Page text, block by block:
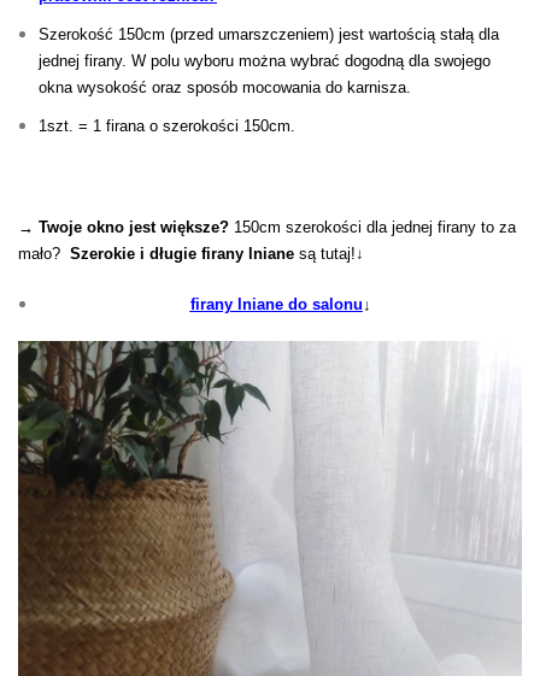
Szerokość 150cm (przed umarszczeniem) jest wartością stałą dla
jednej firany. W polu wyboru można wybrać dogodną dla swojego
okna wysokość oraz sposób mocowania do karnisza.
1szt. = 1 firana o szerokości 150cm.
→ Twoje okno jest większe? 150cm szerokości dla jednej firany to za
mało? Szerokie i długie firany lniane są tutaj!↓
firany lniane do salonu ↓